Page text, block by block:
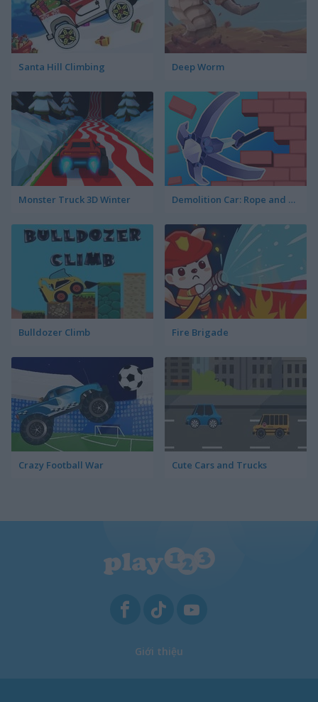
Santa Hill Climbing Deep Worm
Monster Truck 3D Winter Demolition Car: Rope and Hook
Bulldozer Climb Fire Brigade
Crazy Football War Cute Cars and Trucks
Giới thiệu